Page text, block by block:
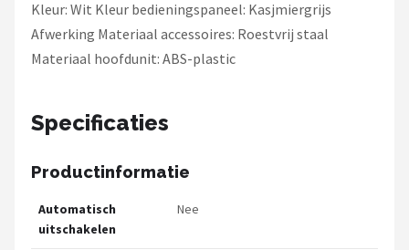
Kleur: Wit Kleur bedieningspaneel: Kasjmiergrijs
Afwerking Materiaal accessoires: Roestvrij staal
Materiaal hoofdunit: ABS-plastic
Specificaties
Productinformatie
Automatisch
uitschakelen
Nee